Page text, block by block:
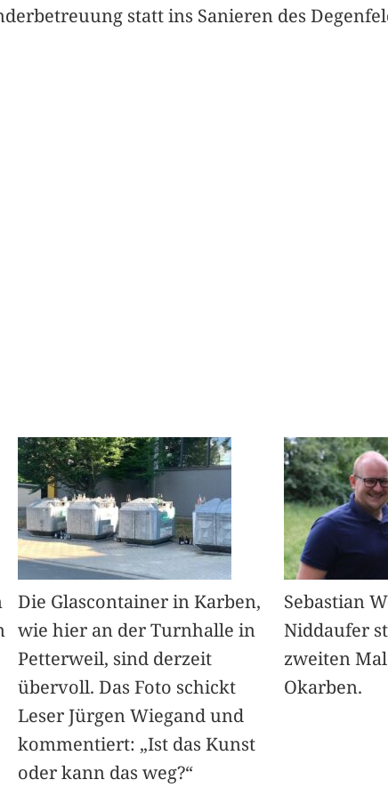
statt ins Sanieren des
Die Glascontainer in Karben,
wie hier an der Turnhalle in
Petterweil, sind derzeit
übervoll. Das Foto schickt
Leser Jürgen Wiegand und
kommentiert: „Ist das Kunst
oder kann das weg?“
Sebastian
Niddaufer
zweiten
Okarben.